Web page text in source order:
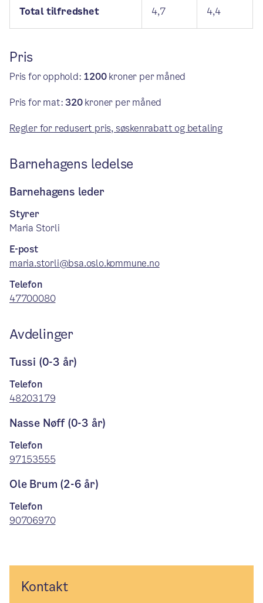
Total tilfredshet 4,7 4,4
Pris
Pris for opphold: 1200kroner per måned
Pris for mat:320kroner per måned
Regler for redusert pris, søskenrabatt og betaling
Barnehagens ledelse
Barnehagens leder
Styrer
Maria Storli
E-post
maria.storli@bsa.oslo.kommune.no
Telefon
47700080
Avdelinger
Tussi (0-3 år)
Telefon
48203179
Nasse Nøff (0-3 år)
Telefon
97153555
Ole Brum (2-6 år)
Telefon
90706970
Kontakt